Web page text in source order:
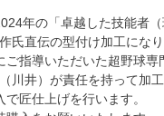
年の「卓越した技能者
氏直伝の型付け加工になり
ご指導いただいた超野球専
川井）が責任を持って加工
匠仕上げを行います。